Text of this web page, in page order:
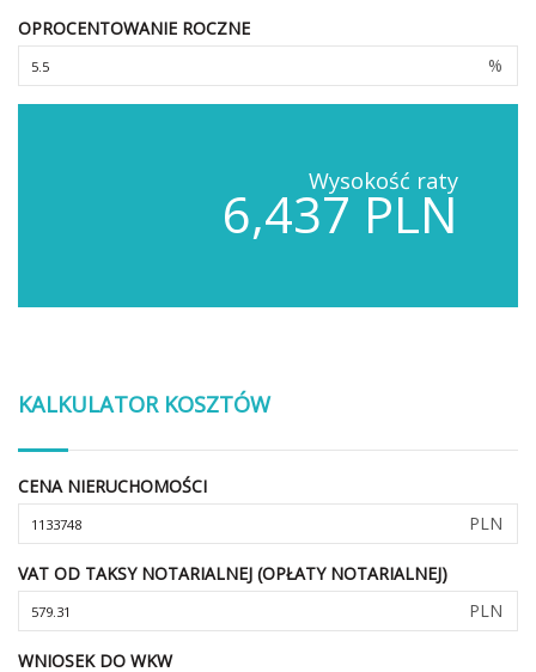
OPROCENTOWANIE ROCZNE
%
Wysokość raty
6,437 PLN
KALKULATOR KOSZTÓW
CENA NIERUCHOMOŚCI
PLN
VAT OD TAKSY NOTARIALNEJ (OPŁATY NOTARIALNEJ)
PLN
WNIOSEK DO WKW